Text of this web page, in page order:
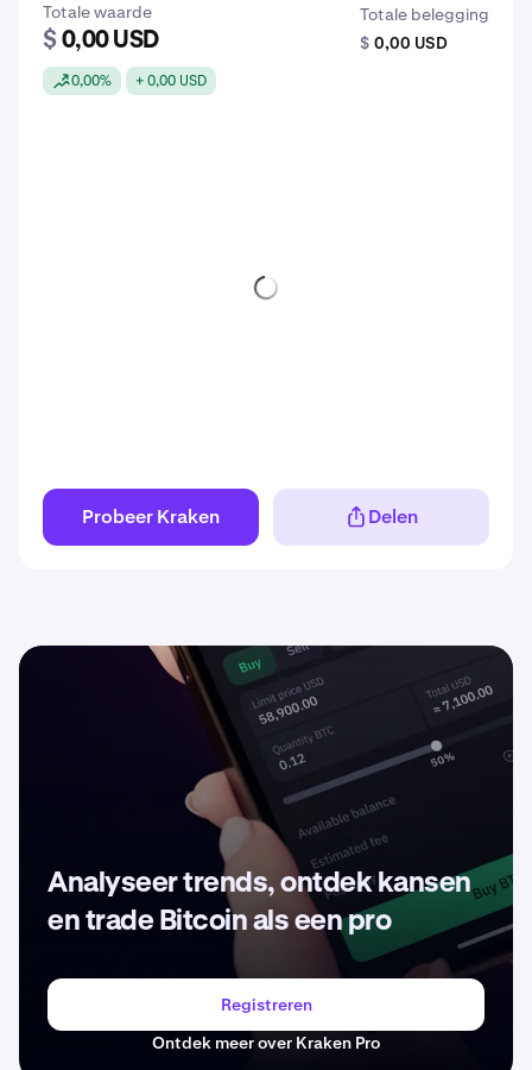
Totale waarde
$ 0,00 USD
0,00% + 0,00 USD
Totale belegging
$ 0,00 USD
Probeer Kraken Delen
Analyseer trends, ontdek kansen
en trade Bitcoin als een pro
Registreren
Ontdek meer over Kraken Pro